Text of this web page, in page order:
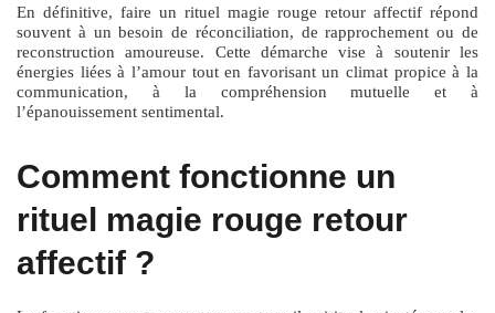
En définitive, faire un rituel magie rouge retour affectif répond
souvent à un besoin de réconciliation, de rapprochement ou de
reconstruction amoureuse. Cette démarche vise à soutenir les
énergies liées à l’amour tout en favorisant un climat propice à la
communication, à la compréhension mutuelle et à
l’épanouissement sentimental.
Comment fonctionne un
rituel magie rouge retour
affectif ?